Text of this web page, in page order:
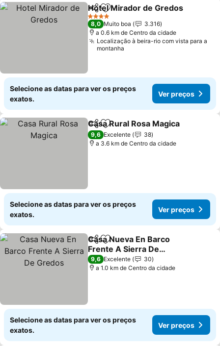
PartilharAdicionar aos favoritos
Hotel Mirador de Gredos
4 Estrelas
8,0 Muito boa
3.316
a 0.6 km de Centro da cidade
Localização à beira-rio com vista para a
montanha
Selecione as datas para ver os preços
exatos.
Ver preços
PartilharAdicionar aos favoritos
Casa Rural Rosa Magica
9,6 Excelente
38
a 3.6 km de Centro da cidade
Selecione as datas para ver os preços
exatos.
Ver preços
PartilharAdicionar aos favoritos
Casa Nueva En Barco
Frente A Sierra De
Gredos
Ver preços
9,6 Excelente
30
a 1.0 km de Centro da cidade
Selecione as datas para ver os preços
exatos.
Ver preços